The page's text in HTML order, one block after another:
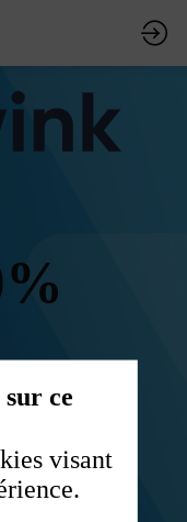
sur ce
visant